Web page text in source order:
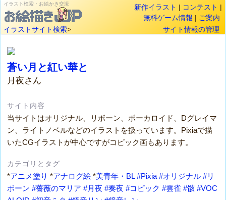
イラスト検索・お絵かき交流 新作イラスト | コンテスト |
無料ゲーム情報 | ご案内
イラストサイト検索> サイト情報の管理
蒼い月と紅い華と
月夜さん
サイト内容
当サイトはオリジナル、リボーン、ボーカロイド、Dグレイマ
ン、ライトノベルなどのイラストを扱っています。Pixiaで描
いたCGイラストが中心ですがコピック画もあります。
カテゴリとタグ
*アニメ塗り *アナログ絵 *美青年・BL #Pixia #オリジナル #リ
ボーン #薔薇のマリア #月夜 #奏夜 #コピック #雲雀 #骸 #VOC